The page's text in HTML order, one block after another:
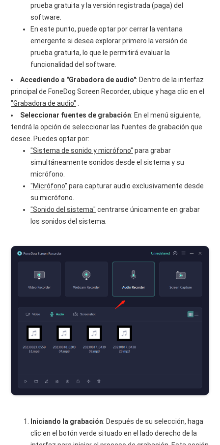
prueba gratuita y la versión registrada (paga) del
software.
En este punto, puede optar por cerrar la ventana
emergente si desea explorar primero la versión de
prueba gratuita, lo que le permitirá evaluar la
funcionalidad del software.
Accediendo a "Grabadora de audio": Dentro de la interfaz
principal de FoneDog Screen Recorder, ubique y haga clic en el
"Grabadora de audio" .
Seleccionar fuentes de grabación: En el menú siguiente,
tendrá la opción de seleccionar las fuentes de grabación que
desee. Puedes optar por:
"Sistema de sonido y micrófono" para grabar
simultáneamente sonidos desde el sistema y su
micrófono.
"Micrófono" para capturar audio exclusivamente desde
su micrófono.
"Sonido del sistema" centrarse únicamente en grabar
los sonidos del sistema.
Iniciando la grabación: Después de su selección, haga
clic en el botón verde situado en el lado derecho de la